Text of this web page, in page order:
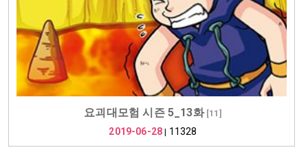
요괴대모험 시즌 5_13화[11 ]
2019-06-28 11328